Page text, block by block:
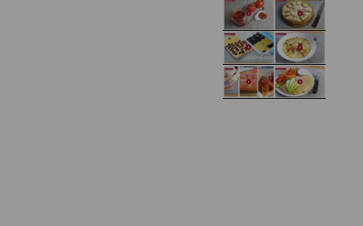
Domowy ketchup (bez
cukru)
Tarta francuska z
cebulą i pomidorem
Domowe żelki
Zupa kurkowa z
selerem i pietruszką